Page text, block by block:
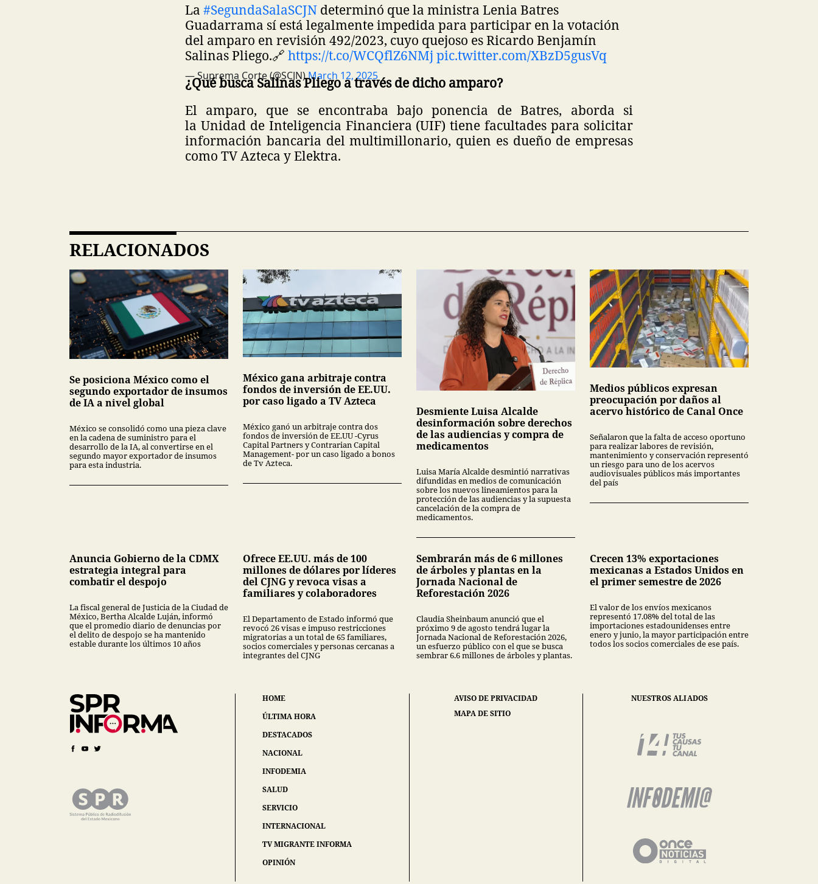
La #SegundaSalaSCJN determinó que la ministra Lenia Batres
Guadarrama sí está legalmente impedida para participar en la votación
del amparo en revisión 492/2023, cuyo quejoso es Ricardo Benjamín
Salinas Pliego.🔗 https://t.co/WCQflZ6NMj pic.twitter.com/XBzD5gusVq
— Suprema Corte (@SCJN)March 12, 2025
¿Qué busca Salinas Pliego a través de dicho amparo?
El amparo, que se encontraba bajo ponencia de Batres, aborda si
la Unidad de Inteligencia Financiera (UIF) tiene facultades para solicitar
información bancaria del multimillonario, quien es dueño de empresas
como TV Azteca y Elektra.
RELACIONADOS
Se posiciona México como el
segundo exportador de insumos
de IA a nivel global
México se consolidó como una pieza clave
en la cadena de suministro para el
desarrollo de la IA, al convertirse en el
segundo mayor exportador de insumos
para esta industria.
México gana arbitraje contra
fondos de inversión de EE.UU.
por caso ligado a TV Azteca
México ganó un arbitraje contra dos
fondos de inversión de EE.UU -Cyrus
Capital Partners y Contrarian Capital
Management- por un caso ligado a bonos
de Tv Azteca.
Desmiente Luisa Alcalde
desinformación sobre derechos
de las audiencias y compra de
medicamentos
Luisa María Alcalde desmintió narrativas
difundidas en medios de comunicación
sobre los nuevos lineamientos para la
protección de las audiencias y la supuesta
cancelación de la compra de
medicamentos.
Medios públicos expresan
preocupación por daños al
acervo histórico de Canal Once
Señalaron que la falta de acceso oportuno
para realizar labores de revisión,
mantenimiento y conservación representó
un riesgo para uno de los acervos
audiovisuales públicos más importantes
del país
Anuncia Gobierno de la CDMX
estrategia integral para
combatir el despojo
La fiscal general de Justicia de la Ciudad de
México, Bertha Alcalde Luján, informó
que el promedio diario de denuncias por
el delito de despojo se ha mantenido
estable durante los últimos 10 años
Ofrece EE.UU. más de 100
millones de dólares por líderes
del CJNG y revoca visas a
familiares y colaboradores
El Departamento de Estado informó que
revocó 26 visas e impuso restricciones
migratorias a un total de 65 familiares,
socios comerciales y personas cercanas a
integrantes del CJNG
Sembrarán más de 6 millones
de árboles y plantas en la
Jornada Nacional de
Reforestación 2026
Claudia Sheinbaum anunció que el
próximo 9 de agosto tendrá lugar la
Jornada Nacional de Reforestación 2026,
un esfuerzo público con el que se busca
sembrar 6.6 millones de árboles y plantas.
Crecen 13% exportaciones
mexicanas a Estados Unidos en
el primer semestre de 2026
El valor de los envíos mexicanos
representó 17.08% del total de las
importaciones estadounidenses entre
enero y junio, la mayor participación entre
todos los socios comerciales de ese país.
HOME
ÚLTIMA HORA
DESTACADOS
NACIONAL
INFODEMIA
SALUD
SERVICIO
INTERNACIONAL
TV MIGRANTE INFORMA
OPINIÓN
AVISO DE PRIVACIDAD
MAPA DE SITIO
NUESTROS ALIADOS